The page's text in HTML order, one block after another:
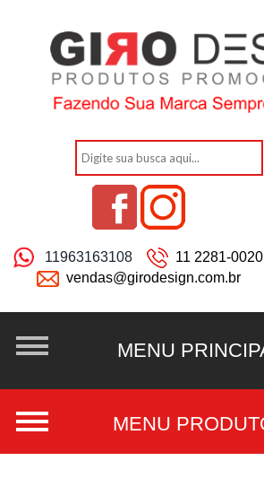
11963163108
11 2281-0020
vendas@girodesign.com.br